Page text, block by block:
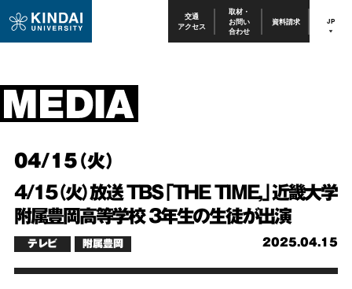
交通
アクセス
取材・
お問い
合わせ
資料請求 JP
04/15（火）
4/15（火）放送 TBS「THE TIME,」近畿大学
附属豊岡高等学校 3年生の生徒が出演
2025.04.15
テレビ 附属豊岡